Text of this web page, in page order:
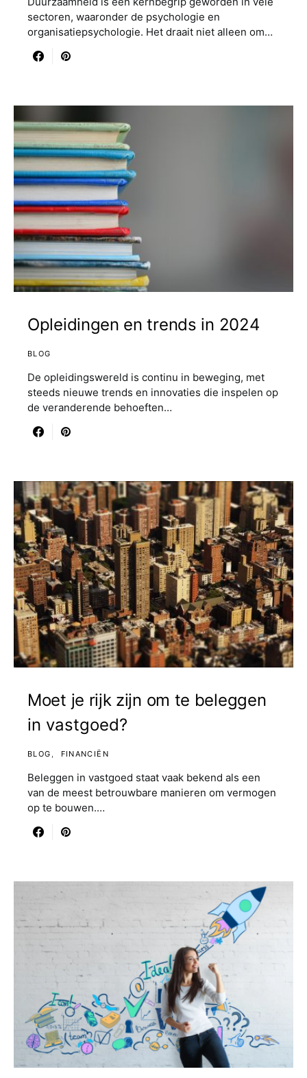
sectoren, waaronder de psychologie en
organisatiepsychologie. Het draait niet alleen om…
Opleidingen en trends in 2024
BLOG
De opleidingswereld is continu in beweging, met
steeds nieuwe trends en innovaties die inspelen op
de veranderende behoeften…
Moet je rijk zijn om te beleggen
in vastgoed?
BLOG FINANCIËN
Beleggen in vastgoed staat vaak bekend als een
van de meest betrouwbare manieren om vermogen
op te bouwen.…